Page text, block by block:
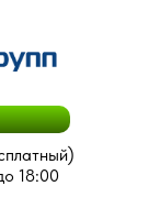
18:00